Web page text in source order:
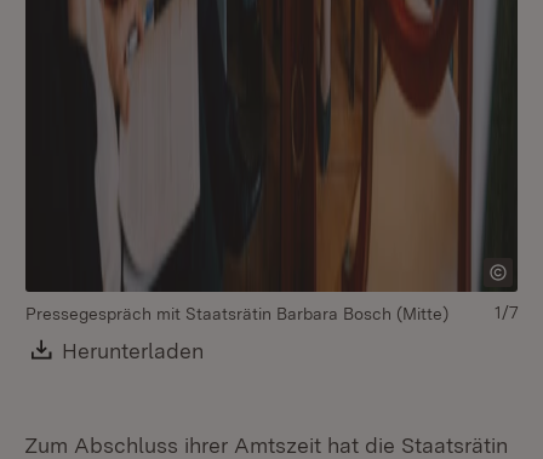
Pressegespräch mit Staatsrätin Barbara Bosch (Mitte)
Download:
Herunterladen
1/7
Zum Abschluss ihrer Amtszeit hat die Staatsrätin